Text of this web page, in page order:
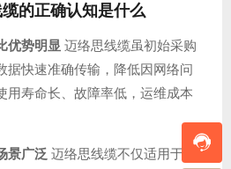
的正确认知是什么
优势明显 迈络思线缆虽初始采购
据快速准确传输，降低因网络问
用寿命长、故障率低，运维成本
景广泛 迈络思线缆不仅适用于高